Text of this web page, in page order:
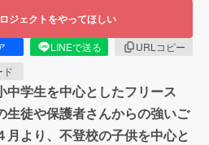
ジェクトをやってほしい
LINEで送る
URLコピー
ド
中学生を中心としたフリース
生徒や保護者さんからの強いご
月より、不登校の子供を中心と